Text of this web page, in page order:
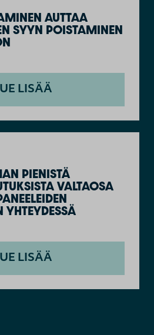
AUTTAA
SYYN POISTAMINEN
LISÄÄ
PIENISTÄ
VALTAOSA
YHTEYDESSÄ
LISÄÄ